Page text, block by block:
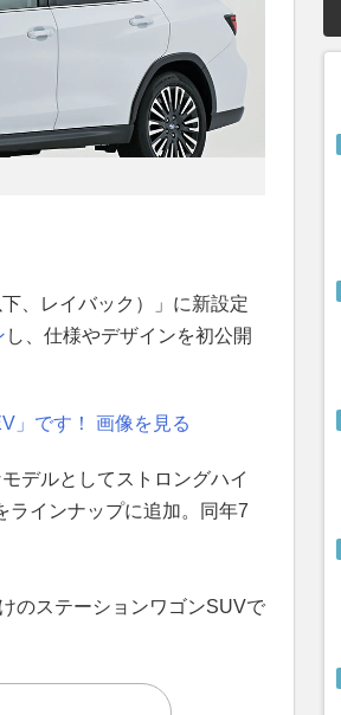
、レイバック）」に新設定
し、仕様やデザインを初公開
」です！ 画像を見る
デルとしてストロングハイ
ラインナップに追加。同年7
のステーションワゴンSUVで